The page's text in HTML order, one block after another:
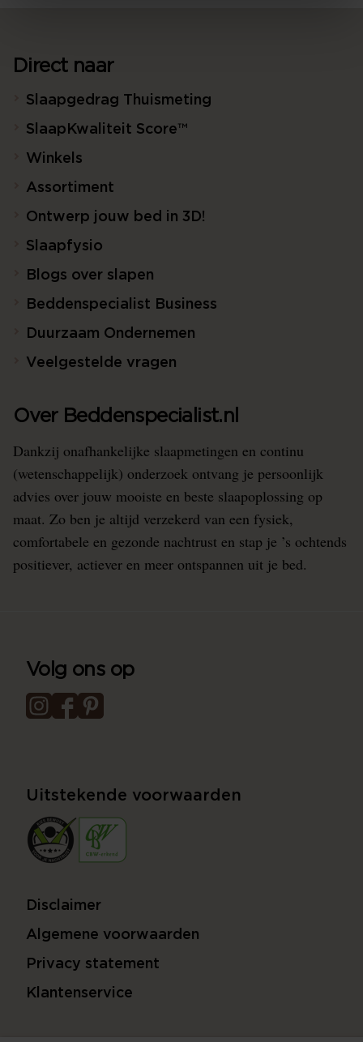
Direct naar
Slaapgedrag Thuismeting
SlaapKwaliteit Score™
Winkels
Assortiment
Ontwerp jouw bed in 3D!
Slaapfysio
Blogs over slapen
Beddenspecialist Business
Duurzaam Ondernemen
Veelgestelde vragen
Over Beddenspecialist.nl
Dankzij onafhankelijke slaapmetingen en continu
(wetenschappelijk) onderzoek ontvang je persoonlijk
advies over jouw mooiste en beste slaapoplossing op
maat. Zo ben je altijd verzekerd van een fysiek,
comfortabele en gezonde nachtrust en stap je ’s ochtends
positiever, actiever en meer ontspannen uit je bed.
Volg ons op
Uitstekende voorwaarden
Disclaimer
Algemene voorwaarden
Privacy statement
Klantenservice